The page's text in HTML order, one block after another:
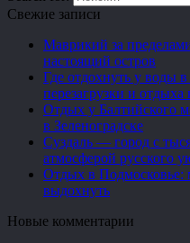
Свежие записи
Маврикий за
настоящий остров
Где отдохнуть у воды
перезагрузки и отдыха
Отдых у Балтийского
в Зеленоградске
Суздаль — город с
атмосферой русского
Отдых в Подмосковье:
выдохнуть
Новые комментарии